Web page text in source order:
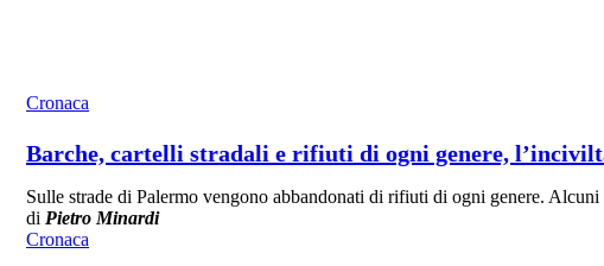
Cronaca
Barche, cartelli stradali e rifiuti di ogni genere,
Sulle strade di Palermo vengono abbandonati di rifiuti di ogni genere.
di Pietro Minardi
Cronaca